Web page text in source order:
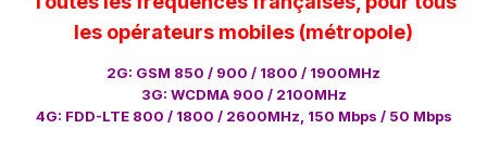
les opérateurs mobiles (métropole)
2G: GSM 850 / 900 / 1800 / 1900MHz
3G: WCDMA 900 / 2100MHz
4G: FDD-LTE 800 / 1800 / 2600MHz, 150 Mbps / 50 Mbps